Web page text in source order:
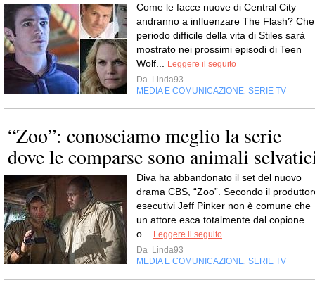
Come le facce nuove di Central City
andranno a influenzare The Flash? Che
periodo difficile della vita di Stiles sarà
mostrato nei prossimi episodi di Teen
Wolf...
Leggere il seguito
Da Linda93
MEDIA E COMUNICAZIONE SERIE TV
“Zoo”: conosciamo meglio la serie
dove le comparse sono animali
Diva ha abbandonato il set del nuovo
drama CBS, “Zoo”. Secondo il
esecutivi Jeff Pinker non è comune che
un attore esca totalmente dal copione
o...
Leggere il seguito
Da Linda93
MEDIA E COMUNICAZIONE SERIE TV